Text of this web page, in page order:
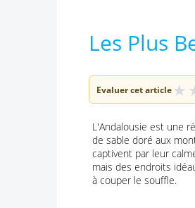
Les Plus
Evaluer cet article★
L'Andalousie est une
de sable doré aux
captivent par leur
mais des endroits
à couper le souffle.